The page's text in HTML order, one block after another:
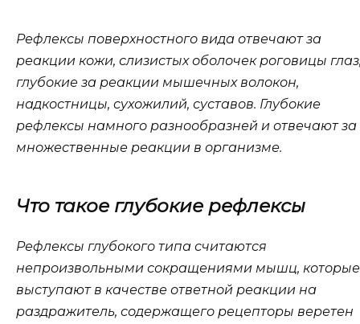
Рефлексы поверхностного вида отвечают за
реакции кожи, слизистых оболочек роговицы
глубокие за реакции мышечных волокон,
надкостницы, сухожилий, суставов. Глубокие
рефлексы намного разнообразней и отвечают за
множественные реакции в организме.
Что такое глубокие рефлексы
Рефлексы глубокого типа считаются
непроизвольными сокращениями мышц, которые
выступают в качестве ответной реакции на
раздражитель, содержащего рецепторы веретен